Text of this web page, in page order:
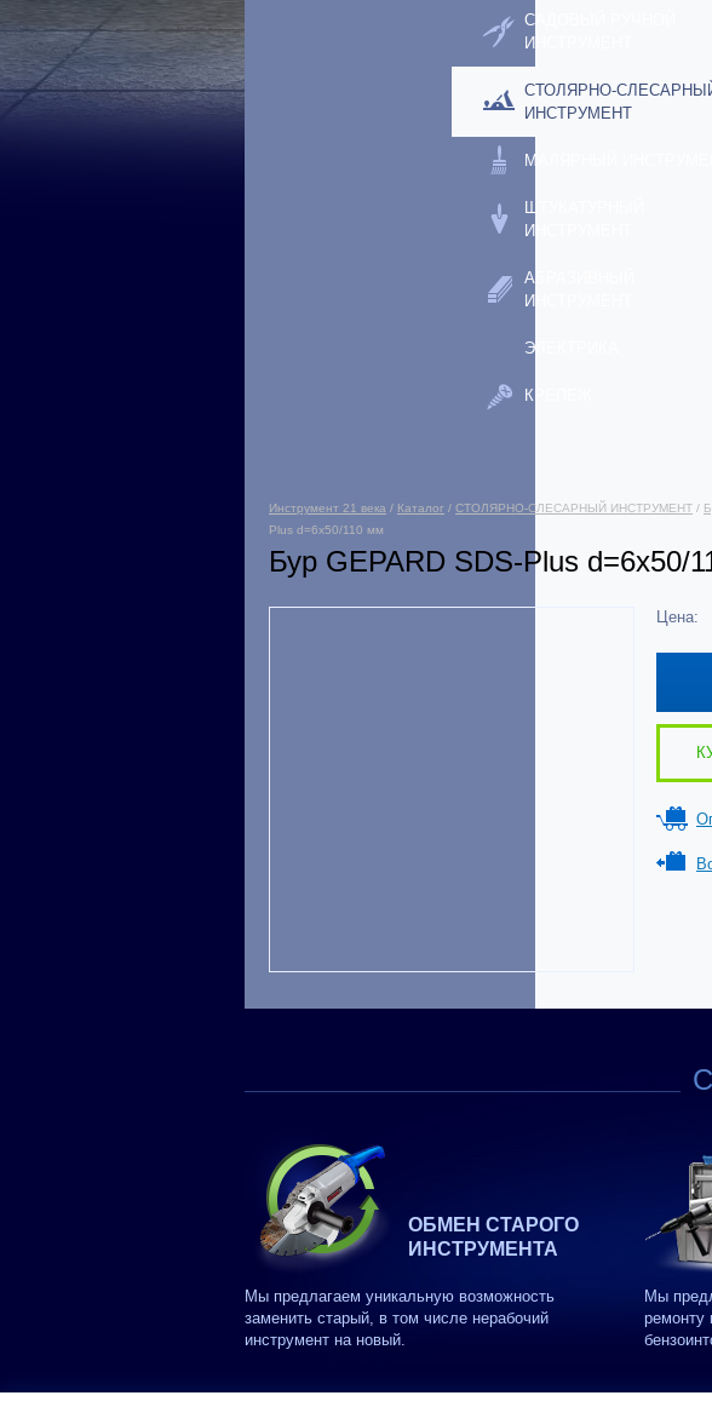
САДОВЫЙ РУЧНОЙ
ИНСТРУМЕНТ
СТОЛЯРНО-
ИНСТРУМЕНТ
МАЛЯРНЫЙ
ШТУКАТУРНЫЙ
ИНСТРУМЕНТ
АБРАЗИВНЫЙ
ИНСТРУМЕНТ
ЭЛЕКТРИКА
КРЕПЕЖ
Инструмент 21 века / Каталог / СТОЛЯРНО-СЛЕСАРНЫЙ ИНСТРУМЕНТ /
Plus d=6х50/110 мм
Бур GEPARD SDS-Plus d=6х50/
Цена:
ОБМЕН СТАРОГО
ИНСТРУМЕНТА
Мы предлагаем уникальную возможность
заменить старый, в том числе нерабочий
инструмент на новый.
Мы
ремонту